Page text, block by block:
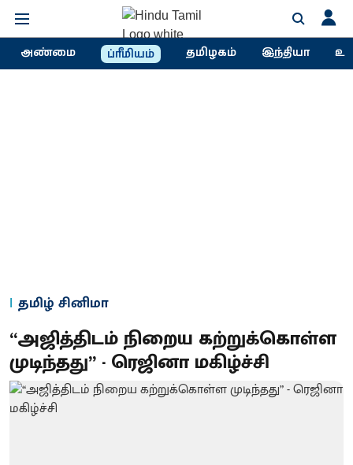
அண்மை ப்ரீமியம் தமிழகம் இந்தியா
தமிழ் சினிமா
“அஜித்திடம் நிறைய கற்றுக்கொள்ள
முடிந்தது” - ரெஜினா மகிழ்ச்சி